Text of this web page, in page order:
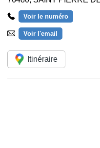
Voir le numéro
Voir l'email
Itinéraire